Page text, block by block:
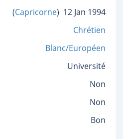
(Capricorne) 12 Jan 1994
Chrétien
Blanc/Européen
Université
Non
Non
Bon